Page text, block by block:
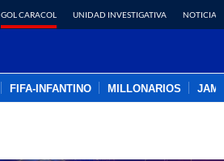
GOL CARACOL UNIDAD INVESTIGATIVA NOTICIAS
FIFA-INFANTINO MILLONARIOS